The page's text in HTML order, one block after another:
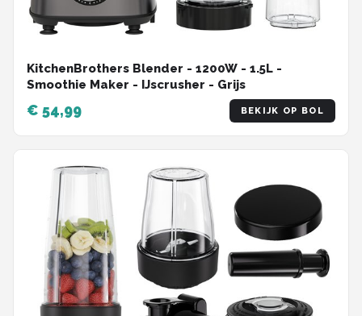
KitchenBrothers Blender - 1200W - 1.5L -
Smoothie Maker - IJscrusher - Grijs
€ 54,99 BEKIJK OP BOL